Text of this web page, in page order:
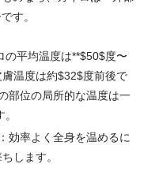
す。
の平均温度は**$50$度〜
温度は約$32$度前後で
部位の局所的な温度は一
効率よく全身を温めるに
します。